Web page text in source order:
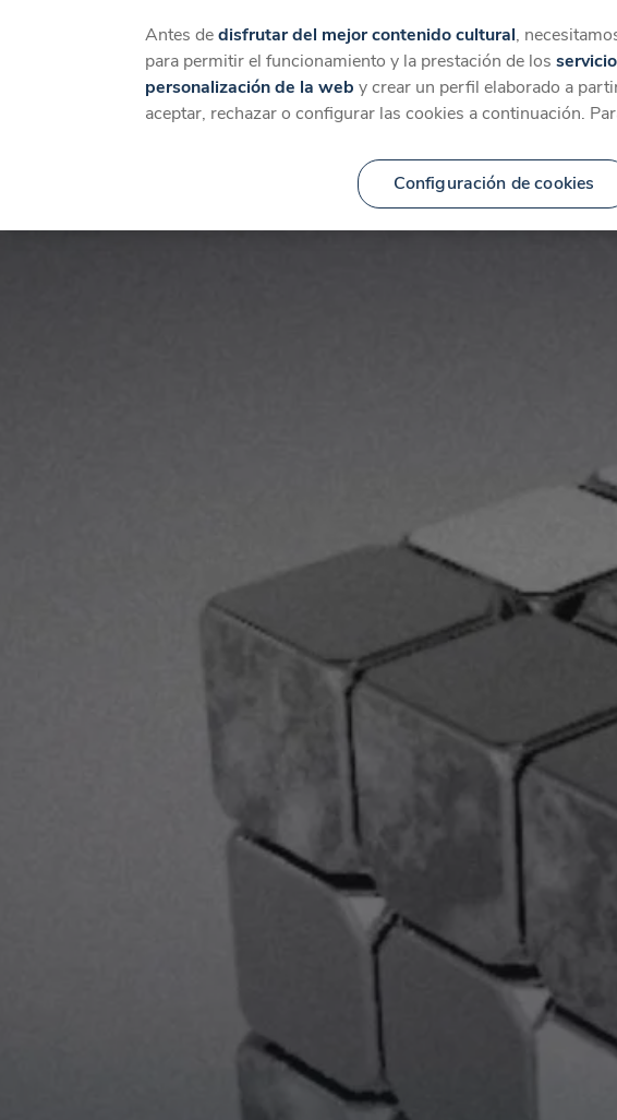
Catálogo Temáticas Categorías
Antes dedisfrutar del mejor contenido cultural,
para permitir el funcionamiento y la prestación de los
personalización de la web y crear un perfil elaborado a
aceptar, rechazar o configurar las cookies a continuación.
Configuración de cookies